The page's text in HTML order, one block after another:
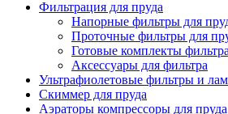
Фильтрация для пруда
Напорные фильтры для
Проточные фильтры для
Готовые комплекты
Аксессуары для фильтра
Ультрафиолетовые фильтры и
Скиммер для пруда
Аэраторы компрессоры для